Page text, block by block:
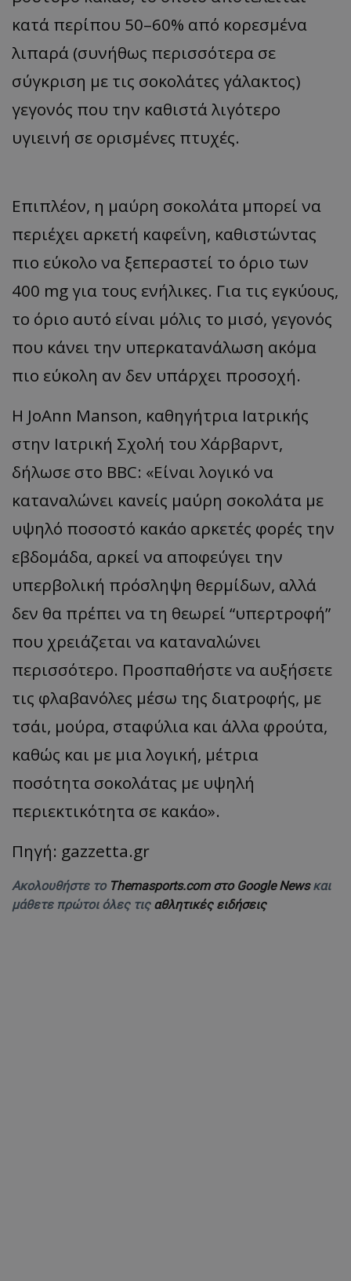
κατά περίπου 50–60% από κορεσμένα
λιπαρά (συνήθως περισσότερα σε
σύγκριση με τις σοκολάτες γάλακτος)
γεγονός που την καθιστά λιγότερο
υγιεινή σε ορισμένες πτυχές.
Επιπλέον, η μαύρη σοκολάτα μπορεί να
περιέχει αρκετή καφεΐνη, καθιστώντας
πιο εύκολο να ξεπεραστεί το όριο των
400 mg για τους ενήλικες. Για τις εγκύους,
το όριο αυτό είναι μόλις το μισό, γεγονός
που κάνει την υπερκατανάλωση ακόμα
πιο εύκολη αν δεν υπάρχει προσοχή.
Η JoAnn Manson, καθηγήτρια Ιατρικής
στην Ιατρική Σχολή του Χάρβαρντ,
δήλωσε στο BBC: «Είναι λογικό να
καταναλώνει κανείς μαύρη σοκολάτα με
υψηλό ποσοστό κακάο αρκετές φορές την
εβδομάδα, αρκεί να αποφεύγει την
υπερβολική πρόσληψη θερμίδων, αλλά
δεν θα πρέπει να τη θεωρεί “υπερτροφή”
που χρειάζεται να καταναλώνει
περισσότερο. Προσπαθήστε να αυξήσετε
τις φλαβανόλες μέσω της διατροφής, με
τσάι, μούρα, σταφύλια και άλλα φρούτα,
καθώς και με μια λογική, μέτρια
ποσότητα σοκολάτας με υψηλή
περιεκτικότητα σε κακάο».
Πηγή: gazzetta.gr
Ακολουθήστε το Themasports.com στο Google Newsκαι
μάθετε πρώτοι όλες τις αθλητικές ειδήσεις